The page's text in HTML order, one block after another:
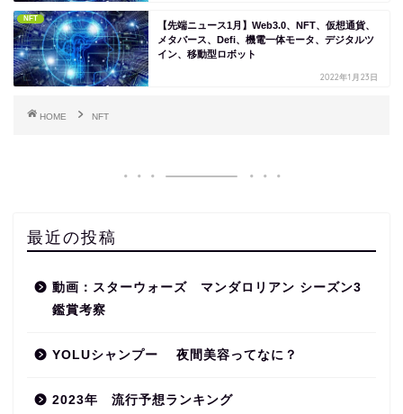
NFT
【先端ニュース1月】Web3.0、NFT、仮想通貨、
メタバース、Defi、機電一体モータ、デジタルツ
イン、移動型ロボット
2022年1月23日
HOME NFT
最近の投稿
動画：スターウォーズ マンダロリアン シーズン3
鑑賞考察
YOLUシャンプー 夜間美容ってなに？
2023年 流行予想ランキング